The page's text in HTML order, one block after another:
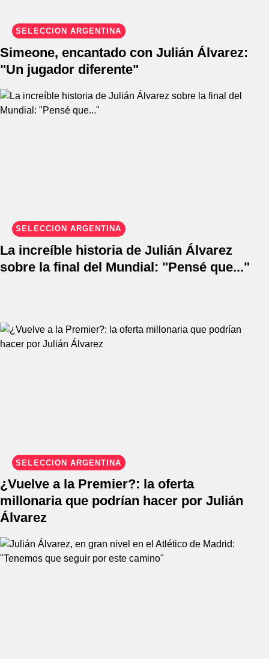
SELECCIÓN ARGENTINA
Simeone, encantado con Julián Álvarez:
"Un jugador diferente"
SELECCIÓN ARGENTINA
La increíble historia de Julián Álvarez
sobre la final del Mundial: "Pensé que..."
SELECCIÓN ARGENTINA
¿Vuelve a la Premier?: la oferta
millonaria que podrían hacer por Julián
Álvarez